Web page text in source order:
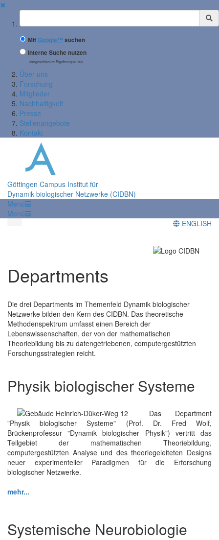
✖
Suchbegriff
MitGoogle™ suchen
Interne Suche nutzen
(eingeschränkte Ergebnisqualität)
Über uns
Forschung
Mitglieder
Nachhaltigkeit
Presse
Stellenangebote
Kontakt
Göttingen Campus Institut für
Dynamik biologischer Netzwerke (CIDBN)
Menü
Menü
ENGLISH
Departments
Die drei Departments im Themenfeld Dynamik biologischer
Netzwerke bilden den Kern des CIDBN. Das theoretische
Methodenspektrum umfasst einen Bereich der
Lebenswissenschaften, der von der mathematischen
Theoriebildung bis zu datengetriebenen, computergestützten
Forschungsstrategien reicht.
Physik biologischer Systeme
Das Department
"Physik biologischer Systeme" (Prof. Dr. Fred Wolf,
Brückenprofessur "Dynamik biologischer Physik") vertritt das
Teilgebiet der mathematischen Theoriebildung,
computergestützten Analyse und des theoriegeleiteten Designs
neuer experimenteller Paradigmen für die Erforschung
biologischer Netzwerke.
mehr...
Systemische Neurobiologie